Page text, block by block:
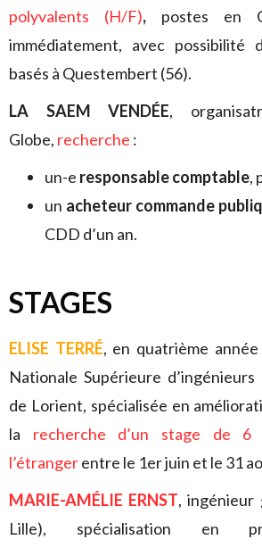
polyvalents (H/F), postes en
immédiatement, avec possibilité
basés à Questembert (56).
LA SAEM VENDÉE,
Globe, recherche :
un-e responsable comptable,
un acheteur commande
CDD d’un an.
STAGES
ELISE TERRÉ, en quatrième année
Nationale Supérieure
de Lorient, spécialisée en
la recherche d’un stage de
l’étrangerentre le 1er juin et le 31
MARIE-AMÉLIE ERNST, ingénieur
Lille), spécialisation en